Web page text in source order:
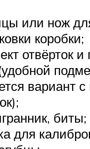
или нож
коробки;
отвёрток и
вариант
биты;
для